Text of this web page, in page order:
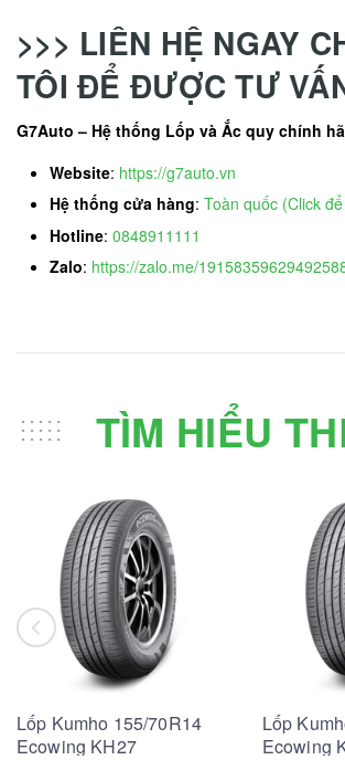
>>> LIÊN HỆ NGAY
TÔI ĐỂ ĐƯỢC TƯ
G7Auto – Hệ thống Lốp và Ắc quy chính
Website: https://g7auto.vn
Hệ thống cửa hàng: Toàn quốc (Click
Hotline: 0848911111
Zalo: https://zalo.me/
TÌM HIỂU
Lốp Kumho 155/70R14
Ecowing KH27
Lốp
Ecowing